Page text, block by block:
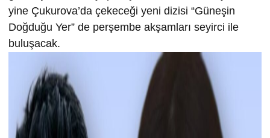
yine Çukurova’da çekeceği yeni dizisi “Güneşin
Doğduğu Yer” de perşembe akşamları seyirci ile
buluşacak.